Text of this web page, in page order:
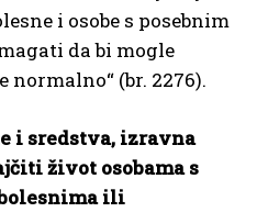
i osobe s posebnim
da bi mogle
(br. 2276).
i sredstva, izravna
život osobama s
ili